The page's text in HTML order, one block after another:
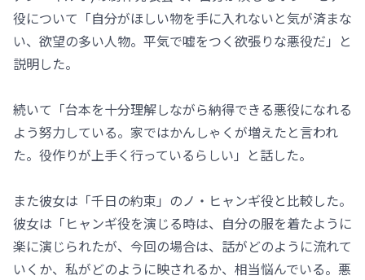
役について「自分がほしい物を手に入れないと気が済まな
い、欲望の多い人物。平気で嘘をつく欲張りな悪役だ」と
説明した。
続いて「台本を十分理解しながら納得できる悪役になれる
よう努力している。家ではかんしゃくが増えたと言われ
た。役作りが上手く行っているらしい」と話した。
また彼女は「千日の約束」のノ・ヒャンギ役と比較した。
彼女は「ヒャンギ役を演じる時は、自分の服を着たように
楽に演じられたが、今回の場合は、話がどのように流れて
いくか、私がどのように映されるか、相当悩んでいる。悪